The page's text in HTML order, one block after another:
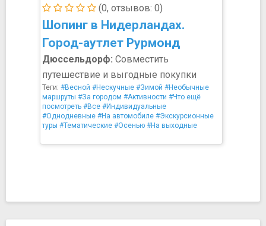
(0, отзывов: 0)
Шопинг в Нидерландах.
Город-аутлет Рурмонд
Дюссельдорф: Совместить
путешествие и выгодные покупки
Теги: #Весной #Нескучные #Зимой #Необычные
маршруты #За городом #Активности #Что ещё
посмотреть #Все #Индивидуальные
#Однодневные #На автомобиле #Экскурсионные
туры #Тематические #Осенью #На выходные